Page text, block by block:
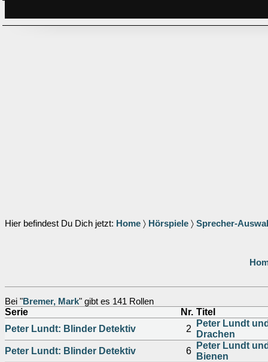
Hier befindest Du Dich jetzt: Home 〉 Hörspiele 〉 Sprecher-
Bei "Bremer, Mark" gibt es 141 Rollen
Serie Nr. Titel
Peter Lundt: Blinder Detektiv
2
Peter Lundt
Drachen
Peter Lundt: Blinder Detektiv
6
Peter Lundt
Bienen